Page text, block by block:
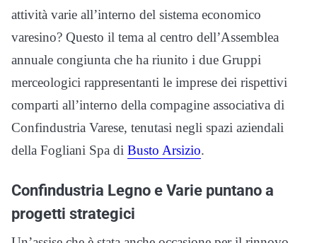
attività varie all’interno del sistema economico
varesino? Questo il tema al centro dell’Assemblea
annuale congiunta che ha riunito i due Gruppi
merceologici rappresentanti le imprese dei rispettivi
comparti all’interno della compagine associativa di
Confindustria Varese, tenutasi negli spazi aziendali
della Fogliani Spa di Busto Arsizio.
Confindustria Legno e Varie puntano a
progetti strategici